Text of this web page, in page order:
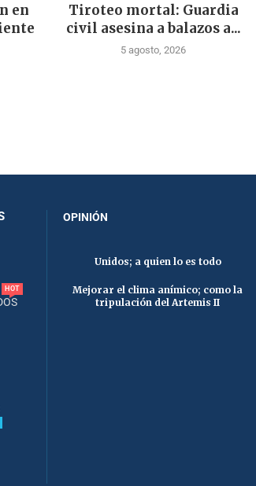
en
Tiroteo mortal: Guardia
civil asesina a balazos a...
5 agosto, 2026
HOT
OPINIÓN
Unidos; a quien lo es todo
Mejorar el clima anímico; como la
tripulación del Artemis II